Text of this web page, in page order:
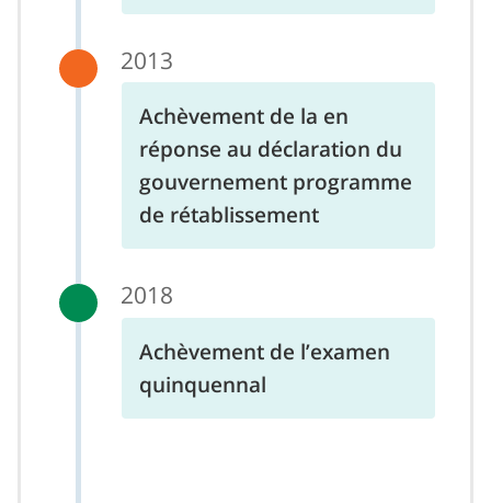
2013
Achèvement de la en
réponse au déclaration du
gouvernement programme
de rétablissement
2018
Achèvement de l’examen
quinquennal